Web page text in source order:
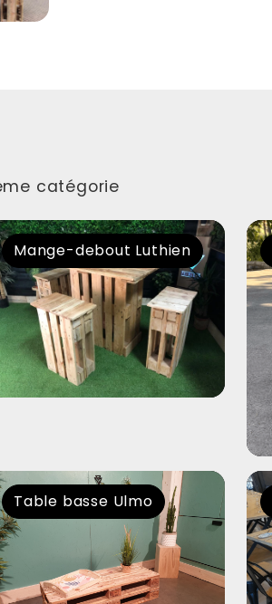
catégorie
Mange-debout Luthien
Table basse Ulmo